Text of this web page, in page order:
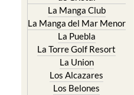
La Manga Club
La Manga del Mar Menor
La Puebla
La Torre Golf Resort
La Union
Los Alcazares
Los Belones